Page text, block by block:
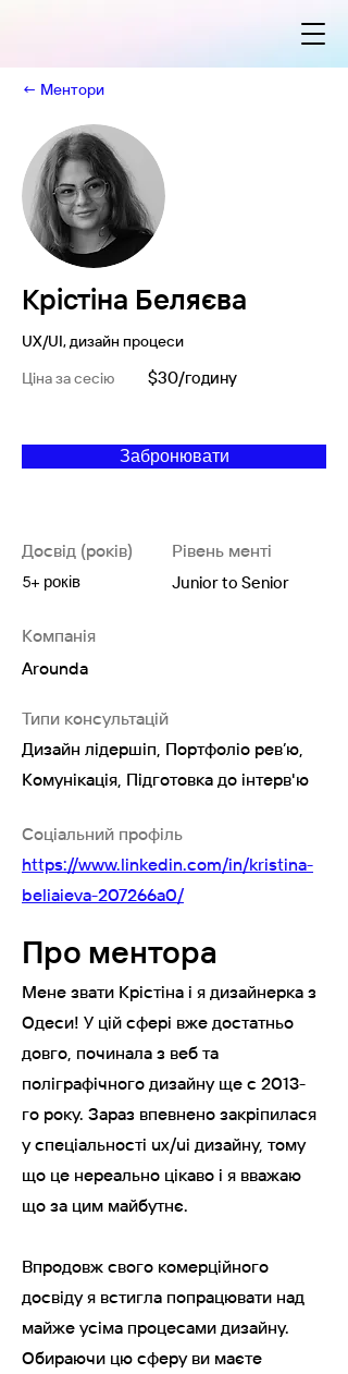
← Ментори
Крістіна Беляєва
UX/UI, дизайн процеси
Ціна за сесію
$30/годину
Забронювати
Досвід (років)
5+ років
Рівень менті
Junior to Senior
Компанія
Arounda
Типи консультацій
Дизайн лідершіп, Портфоліо рев’ю,
Комунікація, Підготовка до інтерв'ю
Соціальний профіль
https://www.linkedin.com/in/kristina-
beliaieva-207266a0/
Про ментора
Мене звати Крістіна і я дизайнерка з
Одеси! У цій сфері вже достатньо
довго, починала з веб та
поліграфічного дизайну ще с 2013-
го року. Зараз впевнено закріпилася
у спеціальності ux/ui дизайну, тому
що це нереально цікаво і я вважаю
що за цим майбутнє.
Впродовж свого комерційного
досвіду я встигла попрацювати над
майже усіма процесами дизайну.
Обираючи цю сферу ви маєте